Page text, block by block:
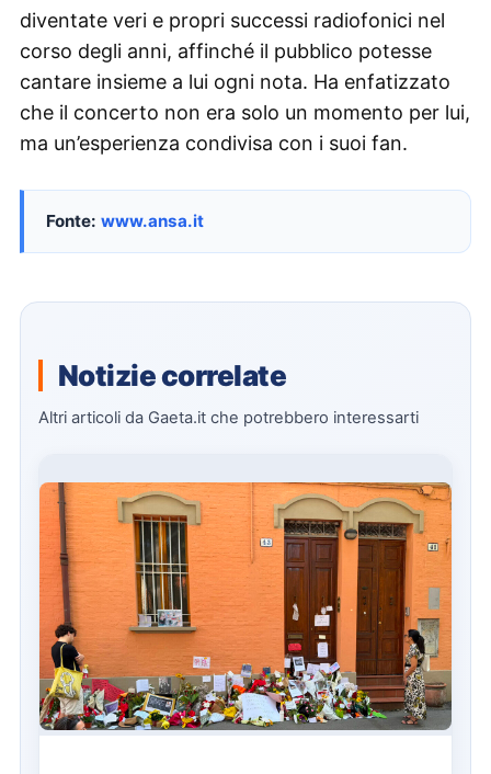
diventate veri e propri successi radiofonici nel
corso degli anni, affinché il pubblico potesse
cantare insieme a lui ogni nota. Ha enfatizzato
che il concerto non era solo un momento per lui,
ma un’esperienza condivisa con i suoi fan.
Fonte: www.ansa.it
Notizie correlate
Altri articoli da Gaeta.it che potrebbero interessarti